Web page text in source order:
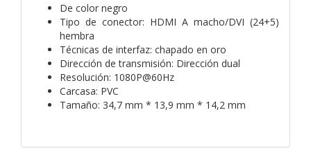
De color negro
Tipo de conector: HDMI A macho/DVI (24+5)
hembra
Técnicas de interfaz: chapado en oro
Dirección de transmisión: Dirección dual
Resolución: 1080P@60Hz
Carcasa: PVC
Tamaño: 34,7 mm * 13,9 mm * 14,2 mm